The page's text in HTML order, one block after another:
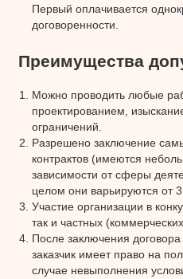
Первый оплачивается
договоренности.
Преимущества
Можно проводить любые
проектированием,
ограничений.
Разрешено заключение
контрактов (имеются
зависимости от сферы
целом они варьируются от
Участие организации в
так и частных
После заключения
заказчик имеет право на
случае невыполнения